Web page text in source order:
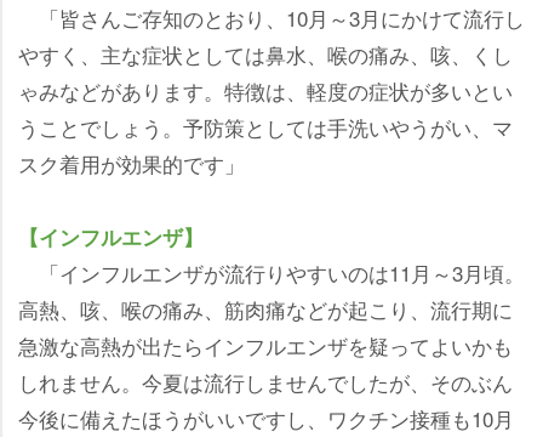
「皆さんご存知のとおり、10月～3月にかけて流行し
すく、主な症状としては鼻水、喉の痛み、咳、くし
ゃみなどがあります。特徴は、軽度の症状が多いとい
うことでしょう。予防策としては手洗いやうがい、マ
スク着用が効果的です」
【インフルエンザ】
「インフルエンザが流行りやすいのは11月～3月頃。
高熱、咳、喉の痛み、筋肉痛などが起こり、流行期に
急激な高熱が出たらインフルエンザを疑ってよいかも
しれません。今夏は流行しませんでしたが、そのぶん
今後に備えたほうがいいですし、ワクチン接種も10月